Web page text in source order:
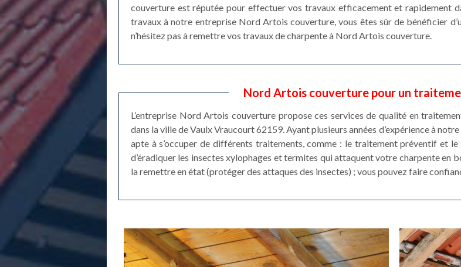
couverture est réputée pour effectuer vos travaux efficacement et rapidement
travaux à notre entreprise Nord Artois couverture, vous êtes sûr de bénéficier
n’hésitez pas à remettre vos travaux de charpente à Nord Artois couverture.
Nord Artois couverture pour un
L’entreprise Nord Artois couverture propose ces services de qualité en
dans la ville de Vaulx Vraucourt 62159. Ayant plusieurs années d’expérience à
apte à s’occuper de différents traitements, comme : le traitement préventif et
d’éradiquer les insectes xylophages et termites qui attaquent votre charpente en
la remettre en état (protéger des attaques des insectes) ; vous pouvez faire